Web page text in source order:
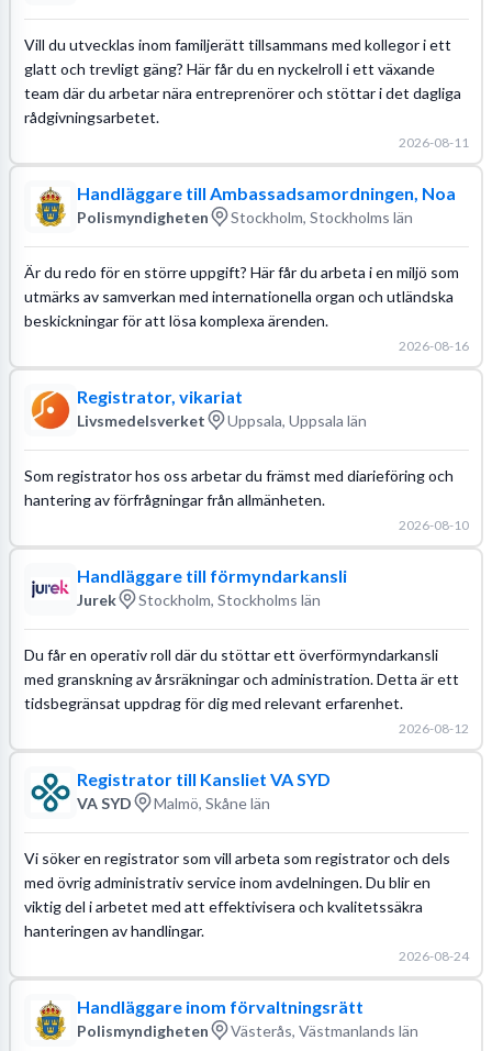
Vill du utvecklas inom familjerätt tillsammans med kollegor i ett
glatt och trevligt gäng? Här får du en nyckelroll i ett växande
team där du arbetar nära entreprenörer och stöttar i det dagliga
rådgivningsarbetet.
2026-08-11
Handläggare till Ambassadsamordningen, Noa
Polismyndigheten Stockholm, Stockholms län
Är du redo för en större uppgift? Här får du arbeta i en miljö som
utmärks av samverkan med internationella organ och utländska
beskickningar för att lösa komplexa ärenden.
2026-08-16
Registrator, vikariat
Livsmedelsverket Uppsala, Uppsala län
Som registrator hos oss arbetar du främst med diarieföring och
hantering av förfrågningar från allmänheten.
2026-08-10
Handläggare till förmyndarkansli
Jurek Stockholm, Stockholms län
Du får en operativ roll där du stöttar ett överförmyndarkansli
med granskning av årsräkningar och administration. Detta är ett
tidsbegränsat uppdrag för dig med relevant erfarenhet.
2026-08-12
Registrator till Kansliet VA SYD
VA SYD Malmö, Skåne län
Vi söker en registrator som vill arbeta som registrator och dels
med övrig administrativ service inom avdelningen. Du blir en
viktig del i arbetet med att effektivisera och kvalitetssäkra
hanteringen av handlingar.
2026-08-24
Handläggare inom förvaltningsrätt
Polismyndigheten Västerås, Västmanlands län